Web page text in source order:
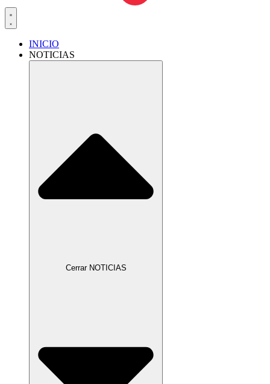
INICIO
NOTICIAS
Cerrar NOTICIAS